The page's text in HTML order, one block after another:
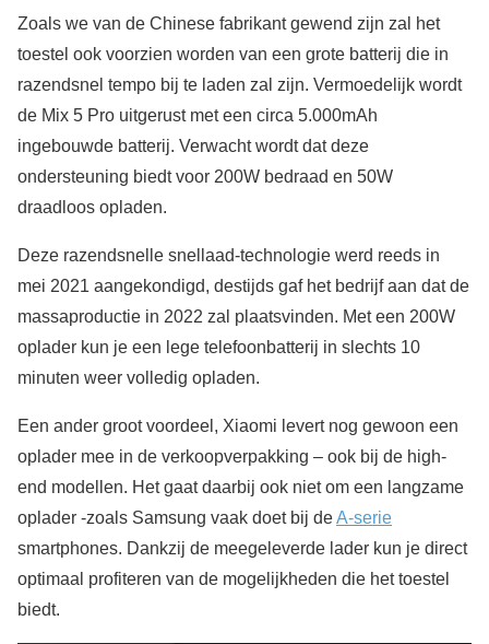
Zoals we van de Chinese fabrikant gewend zijn zal het
toestel ook voorzien worden van een grote batterij die in
razendsnel tempo bij te laden zal zijn. Vermoedelijk wordt
de Mix 5 Pro uitgerust met een circa 5.000mAh
ingebouwde batterij. Verwacht wordt dat deze
ondersteuning biedt voor 200W bedraad en 50W
draadloos opladen.
Deze razendsnelle snellaad-technologie werd reeds in
mei 2021 aangekondigd, destijds gaf het bedrijf aan dat de
massaproductie in 2022 zal plaatsvinden. Met een 200W
oplader kun je een lege telefoonbatterij in slechts 10
minuten weer volledig opladen.
Een ander groot voordeel, Xiaomi levert nog gewoon een
oplader mee in de verkoopverpakking – ook bij de high-
end modellen. Het gaat daarbij ook niet om een langzame
oplader -zoals Samsung vaak doet bij deA-serie
smartphones. Dankzij de meegeleverde lader kun je direct
optimaal profiteren van de mogelijkheden die het toestel
biedt.